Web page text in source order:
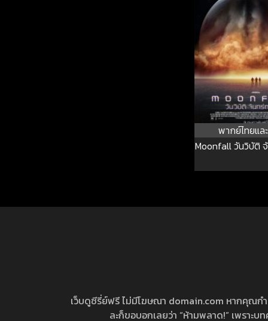
พากย์ไทยแล
Moonfall วันวิบัติ
เว็บดูซีรี่ย์ฟรี ไม่มีโฆษณา domain.com หากคุณก
ละก็ขอบอกเลยว่า “ห้ามพลาด!” เพราะ